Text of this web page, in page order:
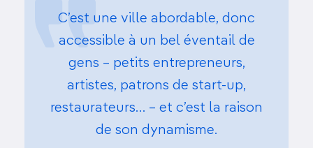
C’est une ville abordable, donc
accessible à un bel éventail de
gens – petits entrepreneurs,
artistes, patrons de start-up,
restaurateurs… – et c’est la raison
de son dynamisme.